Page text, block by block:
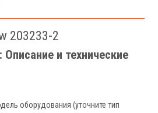
203233-2
и технические
оборудования (уточните тип